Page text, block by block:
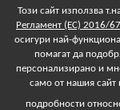
Този сайт използва
Регламент (ЕС) 2016/
осигури най-
помагат да
персонализирано и
само от нашия сайт
подробности